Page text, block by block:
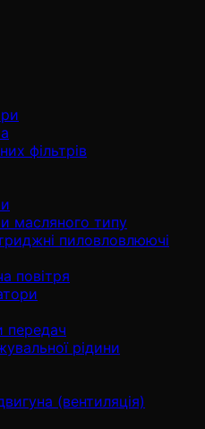
фільтрів
масляного типу
пиловловлюючі
повітря
передач
рідини
(вентиляція)